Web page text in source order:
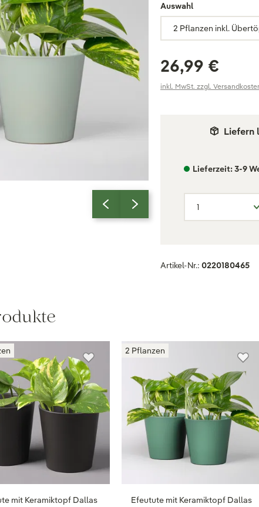
Auswahl
26,99 €
inkl. MwSt. zzgl.
Liefern
Lieferzeit: 3-9
Artikel-Nr.: 0220180465
mit Keramiktopf Dallas
2 Pflanzen
Efeutute mit Keramiktopf Dallas